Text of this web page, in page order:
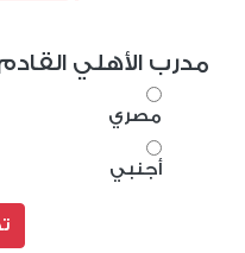
مدرب الأهلي
مصري
أجنبي